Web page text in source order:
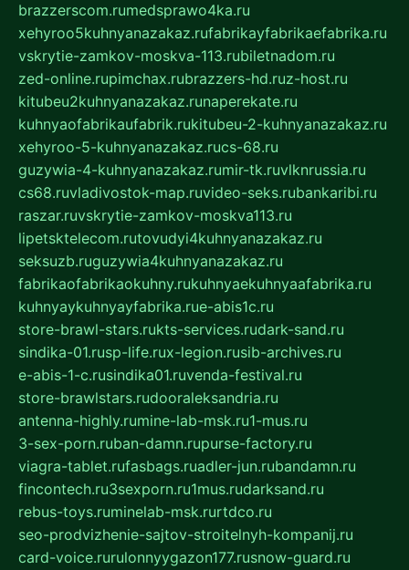
brazzerscom.rumedsprawo4ka.ru
xehyroo5kuhnyanazakaz.rufabrikayfabrikaefabrika.ru
vskrytie-zamkov-moskva-113.rubiletnadom.ru
zed-online.rupimchax.rubrazzers-hd.ruz-host.ru
kitubeu2kuhnyanazakaz.runaperekate.ru
kuhnyaofabrikaufabrik.rukitubeu-2-kuhnyanazakaz.ru
xehyroo-5-kuhnyanazakaz.rucs-68.ru
guzywia-4-kuhnyanazakaz.rumir-tk.ruvlknrussia.ru
cs68.ruvladivostok-map.ruvideo-seks.rubankaribi.ru
raszar.ruvskrytie-zamkov-moskva113.ru
lipetsktelecom.rutovudyi4kuhnyanazakaz.ru
seksuzb.ruguzywia4kuhnyanazakaz.ru
fabrikaofabrikaokuhny.rukuhnyaekuhnyaafabrika.ru
kuhnyaykuhnyayfabrika.rue-abis1c.ru
store-brawl-stars.rukts-services.rudark-sand.ru
sindika-01.rusp-life.rux-legion.rusib-archives.ru
e-abis-1-c.rusindika01.ruvenda-festival.ru
store-brawlstars.rudooraleksandria.ru
antenna-highly.rumine-lab-msk.ru1-mus.ru
3-sex-porn.ruban-damn.rupurse-factory.ru
viagra-tablet.rufasbags.ruadler-jun.rubandamn.ru
fincontech.ru3sexporn.ru1mus.rudarksand.ru
rebus-toys.ruminelab-msk.rurtdco.ru
seo-prodvizhenie-sajtov-stroitelnyh-kompanij.ru
card-voice.rurulonnyygazon177.rusnow-guard.ru